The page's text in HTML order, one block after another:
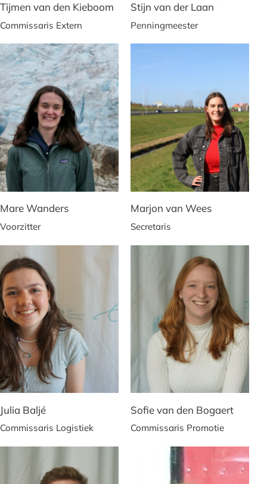
Tijmen van den Kieboom
Commissaris Extern
Stijn van der Laan
Penningmeester
Mare Wanders
Voorzitter
Marjon van Wees
Secretaris
Julia Baljé
Commissaris Logistiek
Sofie van den Bogaert
Commissaris Promotie